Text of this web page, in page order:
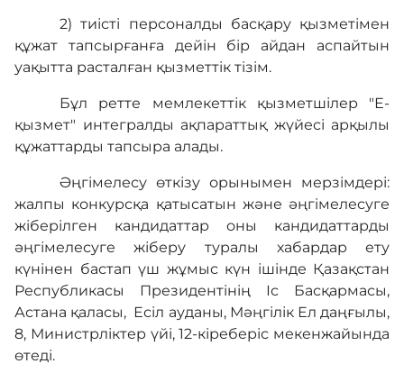
2) тиісті персоналды басқару қызметімен
құжат тапсырғанға дейін бір айдан аспайтын
уақытта расталған қызметтік тізім.
Бұл ретте мемлекеттік қызметшілер "Е-
қызмет" интегралды ақпараттық жүйесі арқылы
құжаттарды тапсыра алады.
Әңгімелесу өткізу орынымен мерзімдері:
жалпы конкурсқа қатысатын және әңгімелесуге
жіберілген кандидаттар оны кандидаттарды
әңгімелесуге жіберу туралы хабардар ету
күнінен бастап үш жұмыс күн ішінде Қазақстан
Республикасы Президентінің Іс Басқармасы,
Астана қаласы, Есіл ауданы, Мәңгілік Ел даңғылы,
8, Министрліктер үйі, 12-кіреберіс мекенжайында
өтеді.